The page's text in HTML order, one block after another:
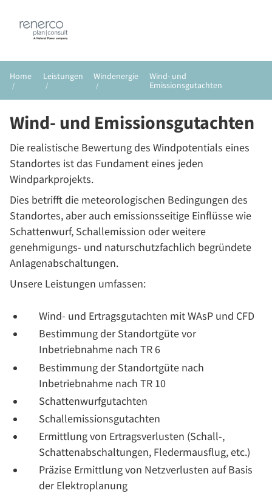
Home Leistungen Windenergie
Wind- und
Emissionsgutachten
Wind- und Emissionsgutachten
Die realistische Bewertung des Windpotentials eines
Standortes ist das Fundament eines jeden
Windparkprojekts.
Dies betrifft die meteorologischen Bedingungen des
Standortes, aber auch emissionsseitige Einflüsse wie
Schattenwurf, Schallemission oder weitere
genehmigungs- und naturschutzfachlich begründete
Anlagenabschaltungen.
Unsere Leistungen umfassen:
Wind- und Ertragsgutachten mit WAsP und CFD
Bestimmung der Standortgüte vor
Inbetriebnahme nach TR 6
Bestimmung der Standortgüte nach
Inbetriebnahme nach TR 10
Schattenwurfgutachten
Schallemissionsgutachten
Ermittlung von Ertragsverlusten (Schall-,
Schattenabschaltungen, Fledermausflug, etc.)
Präzise Ermittlung von Netzverlusten auf Basis
der Elektroplanung